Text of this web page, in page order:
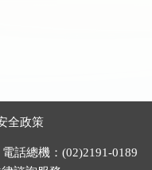
全政策
話總機：(02)2191-0189